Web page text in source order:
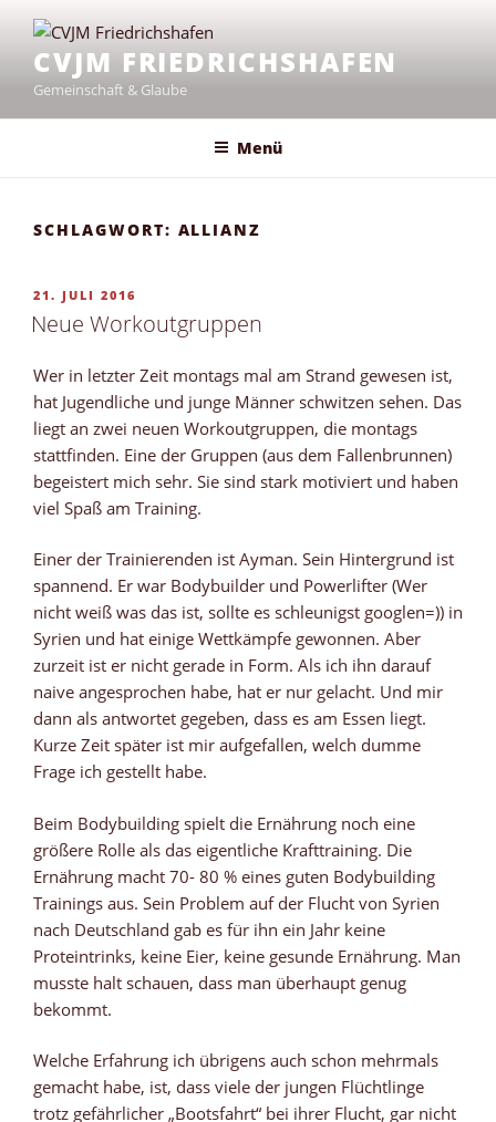
Inhalt
springenCVJM FRIEDRICHSHAFEN
Gemeinschaft & Glaube
Menü
SCHLAGWORT: ALLIANZ
VERÖFFENTLICHT
AM
21. JULI 2016
Neue Workoutgruppen
Wer in letzter Zeit montags mal am Strand gewesen ist,
hat Jugendliche und junge Männer schwitzen sehen. Das
liegt an zwei neuen Workoutgruppen, die montags
stattfinden. Eine der Gruppen (aus dem Fallenbrunnen)
begeistert mich sehr. Sie sind stark motiviert und haben
viel Spaß am Training.
Einer der Trainierenden ist Ayman. Sein Hintergrund ist
spannend. Er war Bodybuilder und Powerlifter (Wer
nicht weiß was das ist, sollte es schleunigst googlen=)) in
Syrien und hat einige Wettkämpfe gewonnen. Aber
zurzeit ist er nicht gerade in Form. Als ich ihn darauf
naive angesprochen habe, hat er nur gelacht. Und mir
dann als antwortet gegeben, dass es am Essen liegt.
Kurze Zeit später ist mir aufgefallen, welch dumme
Frage ich gestellt habe.
Beim Bodybuilding spielt die Ernährung noch eine
größere Rolle als das eigentliche Krafttraining. Die
Ernährung macht 70- 80 % eines guten Bodybuilding
Trainings aus. Sein Problem auf der Flucht von Syrien
nach Deutschland gab es für ihn ein Jahr keine
Proteintrinks, keine Eier, keine gesunde Ernährung. Man
musste halt schauen, dass man überhaupt genug
bekommt.
Welche Erfahrung ich übrigens auch schon mehrmals
gemacht habe, ist, dass viele der jungen Flüchtlinge
trotz gefährlicher „Bootsfahrt“ bei ihrer Flucht, gar nicht